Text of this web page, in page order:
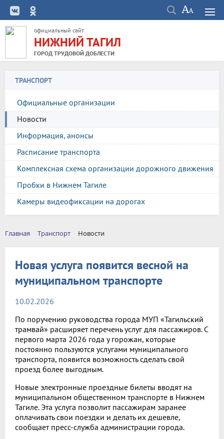
официальный сайт
НИЖНИЙ ТАГИЛ
ГОРОД ТРУДОВОЙ ДОБЛЕСТИ
ТРАНСПОРТ
Официальные организации
Новости
Информация, анонсы
Расписание транспорта
Комплексная схема организации дорожного движения
Пробки в Нижнем Тагиле
Камеры видеофиксации на дорогах
Главная Транспорт Новости
Новая услуга появится весной на
муниципальном транспорте
10.02.2026
По поручению руководства города МУП «Тагильский
трамвай» расширяет перечень услуг для пассажиров. С
первого марта 2026 года у горожан, которые
постоянно пользуются услугами муниципального
транспорта, появится возможность сделать свой
проезд более выгодным.
Новые электронные проездные билеты вводят на
муниципальном общественном транспорте в Нижнем
Тагиле. Эта услуга позволит пассажирам заранее
оплачивать свои поездки и делать их дешевле,
сообщает пресс-служба администрации города.